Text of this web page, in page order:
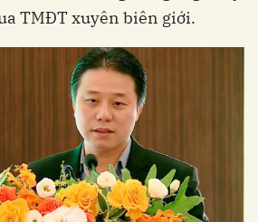
TMĐT xuyên biên giới.